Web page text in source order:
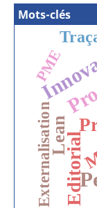
Mots-clés
Editorial
Lean
Externalisation
PME